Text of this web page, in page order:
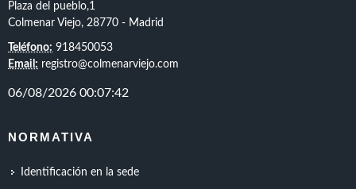
Plaza del pueblo,1
Colmenar Viejo, 28770 - Madrid
Teléfono: 918450053
Email: registro@colmenarviejo.com
NORMATIVA
Identificación en la sede